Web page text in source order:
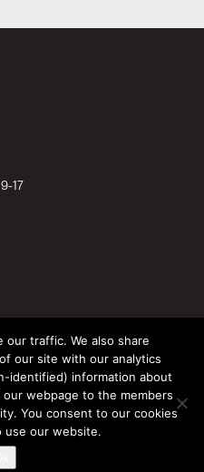
17
Search
2026. Crafted byPixels
our traffic. We also share
our site with our analytics
identified) information about
webpage to the members
You consent to our cookies
use our website.